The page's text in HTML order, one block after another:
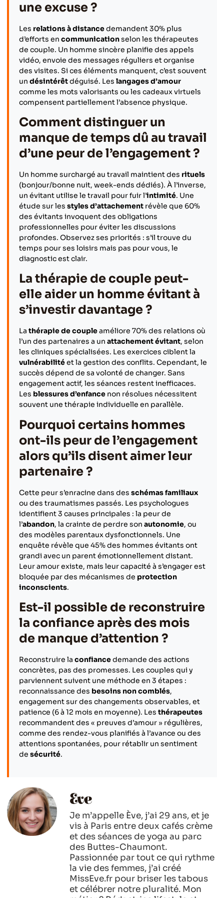
une excuse ?
Les relations à distancedemandent 30% plus
d’efforts en communicationselon les thérapeutes
de couple. Un homme sincère planifie des appels
vidéo, envoie des messages réguliers et organise
des visites. Si ces éléments manquent, c’est souvent
un désintérêtdéguisé. Les langages d’amour
comme les mots valorisants ou les cadeaux virtuels
compensent partiellement l’absence physique.
Comment distinguer un
manque de temps dû au travail
d’une peur de l’engagement ?
Un homme surchargé au travail maintient des rituels
(bonjour/bonne nuit, week-ends dédiés). À l’inverse,
un évitant utilise le travail pour fuir l’intimité. Une
étude sur les styles d’attachement révèle que 60%
des évitants invoquent des obligations
professionnelles pour éviter les discussions
profondes. Observez ses priorités : s’il trouve du
temps pour ses loisirs mais pas pour vous, le
diagnostic est clair.
La thérapie de couple peut-
elle aider un homme évitant à
s’investir davantage ?
La thérapie de coupleaméliore 70% des relations où
l’un des partenaires a un attachement évitant, selon
les cliniques spécialisées. Les exercices ciblent la
vulnérabilitéet la gestion des conflits. Cependant, le
succès dépend de sa volonté de changer. Sans
engagement actif, les séances restent inefficaces.
Les blessures d’enfance non résolues nécessitent
souvent une thérapie individuelle en parallèle.
Pourquoi certains hommes
ont-ils peur de l’engagement
alors qu’ils disent aimer leur
partenaire ?
Cette peur s’enracine dans des schémas familiaux
ou des traumatismes passés. Les psychologues
identifient 3 causes principales : la peur de
l’abandon, la crainte de perdre son autonomie, ou
des modèles parentaux dysfonctionnels. Une
enquête révèle que 45% des hommes évitants ont
grandi avec un parent émotionnellement distant.
Leur amour existe, mais leur capacité à s’engager est
bloquée par des mécanismes de protection
inconscients.
Est-il possible de reconstruire
la confiance après des mois
de manque d’attention ?
Reconstruire la confiancedemande des actions
concrètes, pas des promesses. Les couples qui y
parviennent suivent une méthode en 3 étapes :
reconnaissance des besoins non comblés,
engagement sur des changements observables, et
patience (6 à 12 mois en moyenne). Les thérapeutes
recommandent des « preuves d’amour » régulières,
comme des rendez-vous planifiés à l’avance ou des
attentions spontanées, pour rétablir un sentiment
de sécurité.
Eve
Je m’appelle Ève, j’ai 29 ans, et je
vis à Paris entre deux cafés crème
et des séances de yoga au parc
des Buttes-Chaumont.
Passionnée par tout ce qui rythme
la vie des femmes, j’ai créé
MissEve.fr pour briser les tabous
et célébrer notre pluralité. Mon